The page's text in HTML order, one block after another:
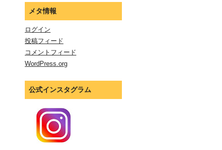
メタ情報
ログイン
投稿フィード
コメントフィード
WordPress.org
公式インスタグラム